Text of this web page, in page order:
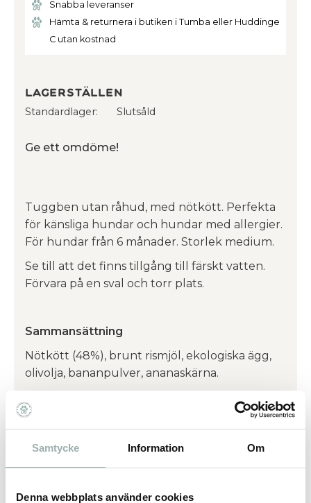
Samtycke Information Om
Denna webbplats använder cookies
Snabba leveranser
Hämta & returnera i butiken i Tumba eller Huddinge
C utan kostnad
Lagerställen
Standardlager Slutsåld
Ge ett omdöme!
Tuggben utan råhud, med nötkött. Perfekta
för känsliga hundar och hundar med allergier.
För hundar från 6 månader. Storlek medium.
Se till att det finns tillgång till färskt vatten.
Förvara på en sval och torr plats.
Sammansättning
Nötkött (48%), brunt rismjöl, ekologiska ägg,
olivolja, bananpulver, ananaskärna.
Agar-agar (vegetabiliskt gelatin) 0,29 mg/kg.
Analytiska beståndsdelar
Protein 50 %, fetthalt 4 %, råaska 4 %, växttråd